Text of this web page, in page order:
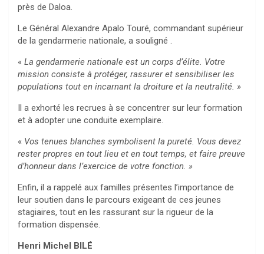
près de Daloa.
Le Général Alexandre Apalo Touré, commandant supérieur
de la gendarmerie nationale, a souligné .
« La gendarmerie nationale est un corps d’élite. Votre
mission consiste à protéger, rassurer et sensibiliser les
populations tout en incarnant la droiture et la neutralité. »
Il a exhorté les recrues à se concentrer sur leur formation
et à adopter une conduite exemplaire.
« Vos tenues blanches symbolisent la pureté. Vous devez
rester propres en tout lieu et en tout temps, et faire preuve
d’honneur dans l’exercice de votre fonction. »
Enfin, il a rappelé aux familles présentes l’importance de
leur soutien dans le parcours exigeant de ces jeunes
stagiaires, tout en les rassurant sur la rigueur de la
formation dispensée.
Henri Michel BILÉ